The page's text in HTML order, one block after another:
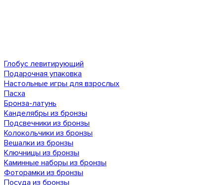
Глобус левитирующий
Подарочная упаковка
Настольные игры для взрослых
Пасха
Бронза-латунь
Канделябры из бронзы
Подсвечники из бронзы
Колокольчики из бронзы
Вешалки из бронзы
Ключницы из бронзы
Каминные наборы из бронзы
Фоторамки из бронзы
Посуда из бронзы